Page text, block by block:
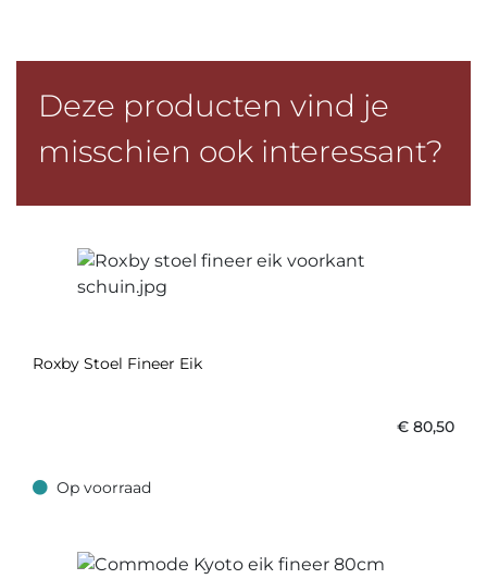
Deze producten vind je
misschien ook interessant?
Roxby Stoel Fineer Eik
€ 80,50
Op voorraad
Op voorraad